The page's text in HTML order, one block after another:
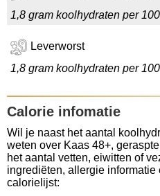
1,8 gram koolhydraten per
Leverworst
1,8 gram koolhydraten per
Calorie infomatie
Wil je naast het aantal
weten over Kaas 48+,
het aantal vetten, eiwitten of
ingrediëten, allergie
calorielijst: